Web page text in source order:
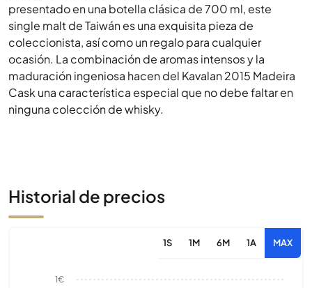
presentado en una botella clásica de 700 ml, este
single malt de Taiwán es una exquisita pieza de
coleccionista, así como un regalo para cualquier
ocasión. La combinación de aromas intensos y la
maduración ingeniosa hacen del Kavalan 2015 Madeira
Cask una característica especial que no debe faltar en
ninguna colección de whisky.
Historial de precios
1S 1M 6M 1A MAX
1€